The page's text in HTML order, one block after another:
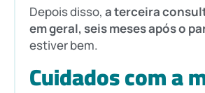
Depois disso, a terceira
em geral, seis meses após o
estiver bem.
Cuidados com a